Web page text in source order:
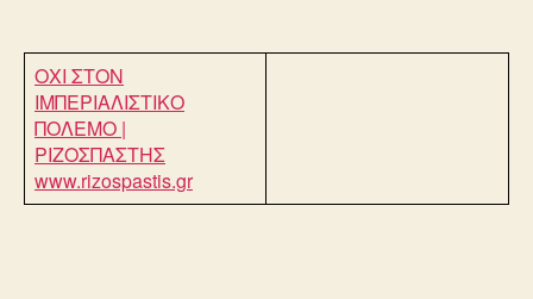
ΟΧΙ ΣΤΟΝ
ΙΜΠΕΡΙΑΛΙΣΤΙΚΟ
ΠΟΛΕΜΟ |
ΡΙΖΟΣΠΑΣΤΗΣ
www.rizospastis.gr